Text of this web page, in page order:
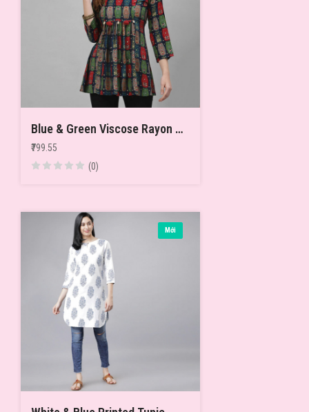
Blue & Green Viscose Rayon Printed Tunic
₹799.55
(0)
Mới